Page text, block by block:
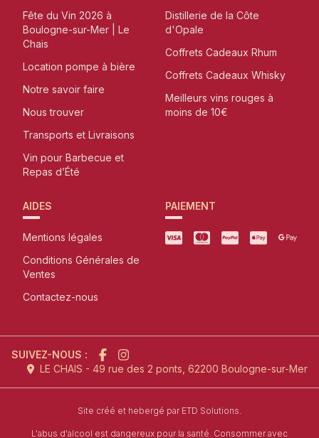
Fête du Vin 2026 à
Boulogne-sur-Mer | Le
Chais
Location pompe à bière
Notre savoir faire
Nous trouver
Transports et Livraisons
Vin pour Barbecue et
Repas d’Été
Distillerie de la Côte
d'Opale
Coffrets Cadeaux Rhum
Coffrets Cadeaux Whisky
Meilleurs vins rouges à
moins de 10€
AIDES
Mentions légales
Conditions Générales de
Ventes
Contactez-nous
PAIEMENT
SUIVEZ-NOUS :
LE CHAIS - 49 rue des 2 ponts, 62200 Boulogne-sur-Mer
Site créé et hebergé parl'agence de création de site
ETD Solutions.
L'abus d'alcool est dangereux pour la santé. Consommer avec